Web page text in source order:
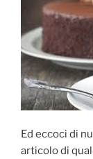
Ed eccoci di
articolo di